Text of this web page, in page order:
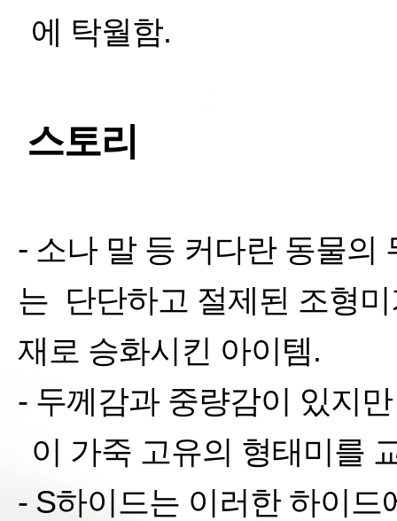
에 탁월함.
스토리
- 소나 말 등 커다란 동물의
는 단단하고 절제된 조형
재로 승화시킨 아이템.
- 두께감과 중량감이 있지
이 가죽 고유의 형태미를
- S하이드는 이러한 하이드